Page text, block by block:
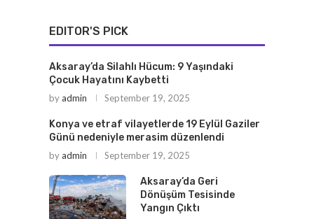
EDITOR'S PICK
Aksaray’da Silahlı Hücum: 9 Yaşındaki
Çocuk Hayatını Kaybetti
byadmin September 19, 2025
Konya ve etraf vilayetlerde 19 Eylül Gaziler
Günü nedeniyle merasim düzenlendi
byadmin September 19, 2025
Aksaray’da Geri
Dönüşüm Tesisinde
Yangın Çıktı